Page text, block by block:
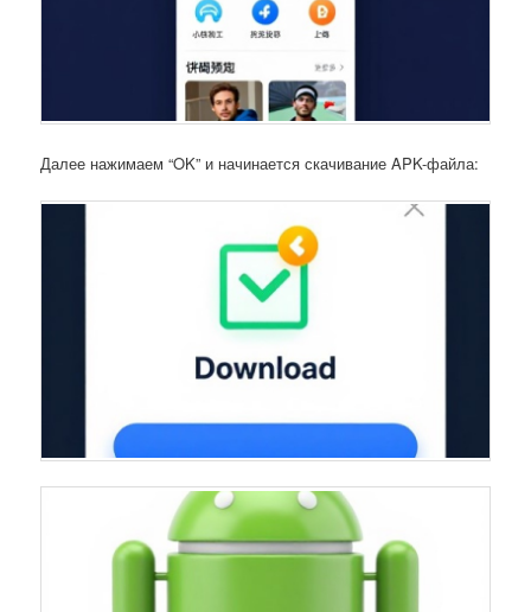
Далее нажимаем “OK” и начинается скачивание APK-файла: